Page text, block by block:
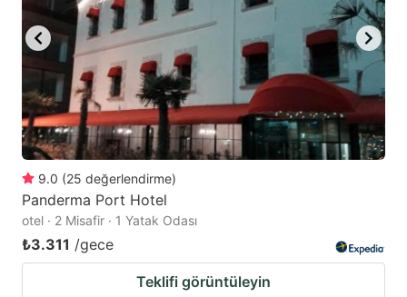
9.0 (25 değerlendirme)
Panderma Port Hotel
otel · 2 Misafir · 1 Yatak Odası
₺3.311 /gece
Teklifi görüntüleyin